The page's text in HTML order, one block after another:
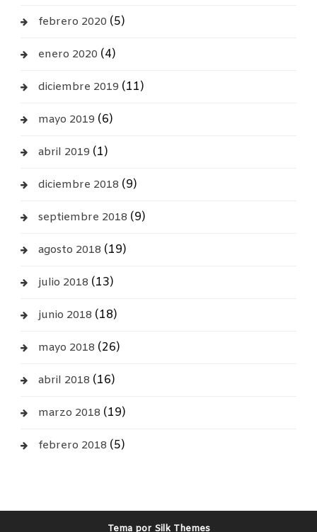
febrero 2020 (5)
enero 2020 (4)
diciembre 2019 (11)
mayo 2019 (6)
abril 2019 (1)
diciembre 2018 (9)
septiembre 2018 (9)
agosto 2018 (19)
julio 2018 (13)
junio 2018 (18)
mayo 2018 (26)
abril 2018 (16)
marzo 2018 (19)
febrero 2018 (5)
Tema por Silk Themes